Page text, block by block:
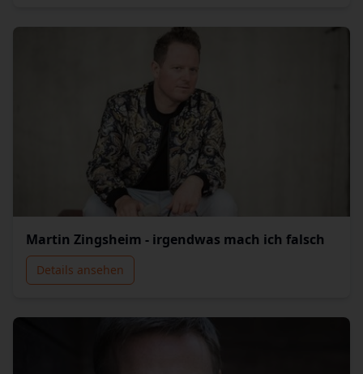
Martin Zingsheim - irgendwas mach ich falsch
Details ansehen